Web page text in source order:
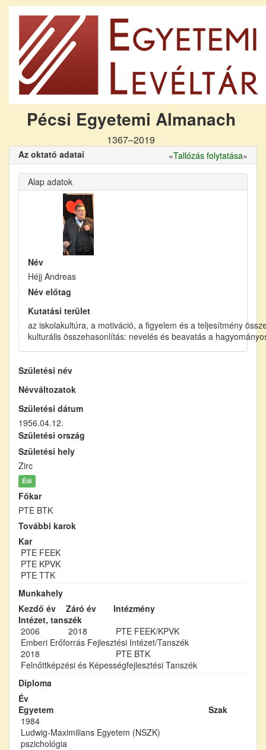
Pécsi Egyetemi Almanach
1367–2019
Az oktató adatai «Tallózás folytatása»
Alap adatok
Név
Héjj Andreas
Név előtag
Kutatási terület
az iskolakultúra, a motiváció, a figyelem és a teljesítmény
kulturális összehasonlítás: nevelés és beavatás a
Születési név
Névváltozatok
Születési dátum
1956.04.12.
Születési ország
Születési hely
Zirc
Élő
Főkar
PTE BTK
További karok
Kar
PTE FEEK
PTE KPVK
PTE TTK
Munkahely
Kezdő év
Záró év
Intézmény
Intézet, tanszék
2006
2018
PTE FEEK/KPVK
Emberi Erőforrás Fejlesztési Intézet/Tanszék
2018
PTE BTK
Felnőttképzési és Képességfejlesztési Tanszék
Diploma
Év
Egyetem
Szak
1984
Ludwig-Maximilians Egyetem (NSZK)
pszichológia